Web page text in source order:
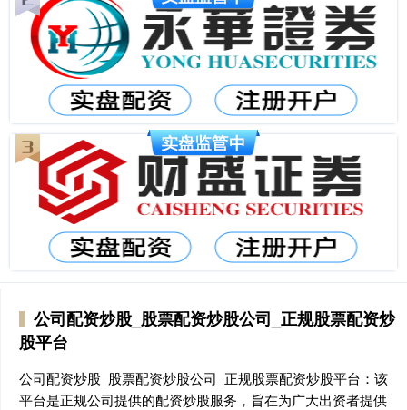
公司配资炒股_股票配资炒股公司_正规股票配资炒
股平台
公司配资炒股_股票配资炒股公司_正规股票配资炒股平台：该
平台是正规公司提供的配资炒股服务，旨在为广大出资者提供